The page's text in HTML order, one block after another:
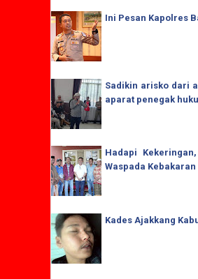
Ini Pesan Kapolres
Sadikin arisko dari
aparat penegak
Hadapi
Waspada Kebakaran
Kades Ajakkang